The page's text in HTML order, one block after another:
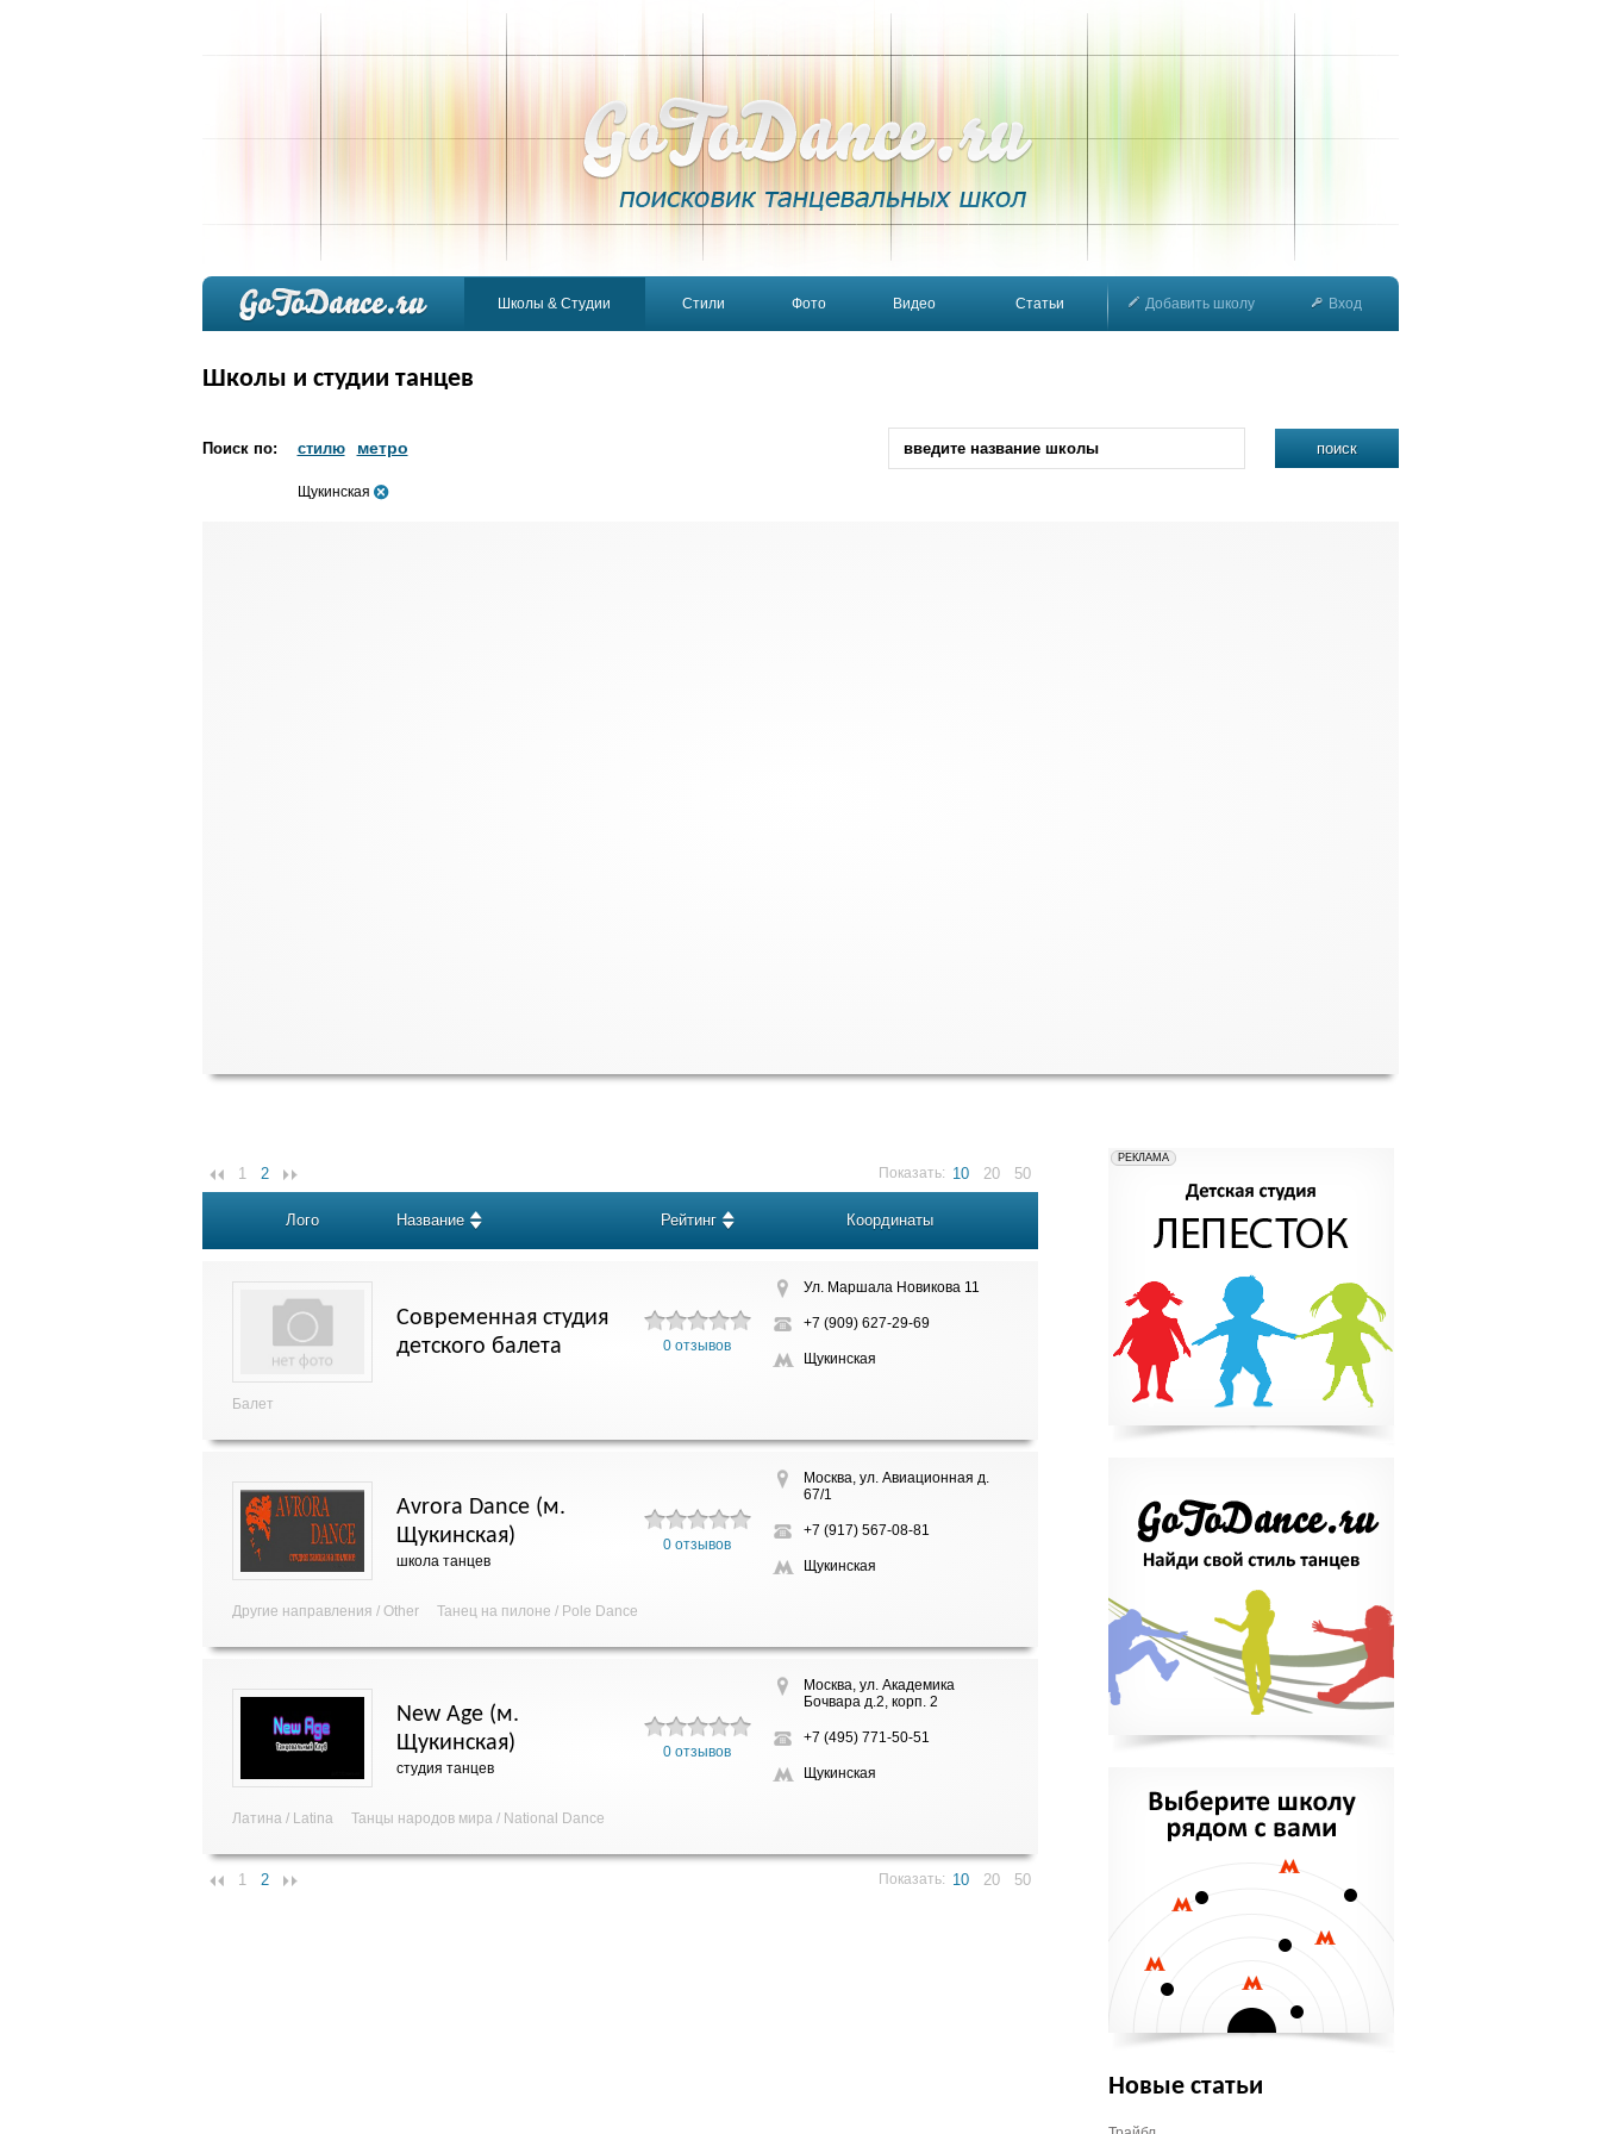
Школы & Студии Стили Фото Видео Статьи Добавить школу Вход
Школы и студии танцев
Поиск по: стилю метро
Щукинская
1 2 Показать: 10 20 50
Лого Название Рейтинг Координаты
Современная студия
детского балета
0 отзывов
Ул. Маршала Новикова 11
+7 (909) 627-29-69
Щукинская
Балет
Avrora Dance (м.
Щукинская)
школа танцев
0 отзывов
Москва, ул. Авиационная д.
67/1
+7 (917) 567-08-81
Щукинская
Другие направления / Other Танец на пилоне / Pole Dance
New Age (м.
Щукинская)
студия танцев
0 отзывов
Москва, ул. Академика
Бочвара д.2, корп. 2
+7 (495) 771-50-51
Щукинская
Латина / Latina Танцы народов мира / National Dance
1 2 Показать: 10 20 50
Новые статьи